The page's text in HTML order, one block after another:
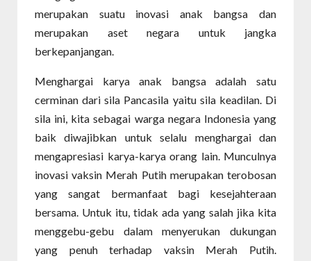
merupakan suatu inovasi anak bangsa dan
merupakan aset negara untuk jangka
berkepanjangan.
Menghargai karya anak bangsa adalah satu
cerminan dari sila Pancasila yaitu sila keadilan. Di
sila ini, kita sebagai warga negara Indonesia yang
baik diwajibkan untuk selalu menghargai dan
mengapresiasi karya-karya orang lain. Munculnya
inovasi vaksin Merah Putih merupakan terobosan
yang sangat bermanfaat bagi kesejahteraan
bersama. Untuk itu, tidak ada yang salah jika kita
menggebu-gebu dalam menyerukan dukungan
yang penuh terhadap vaksin Merah Putih.